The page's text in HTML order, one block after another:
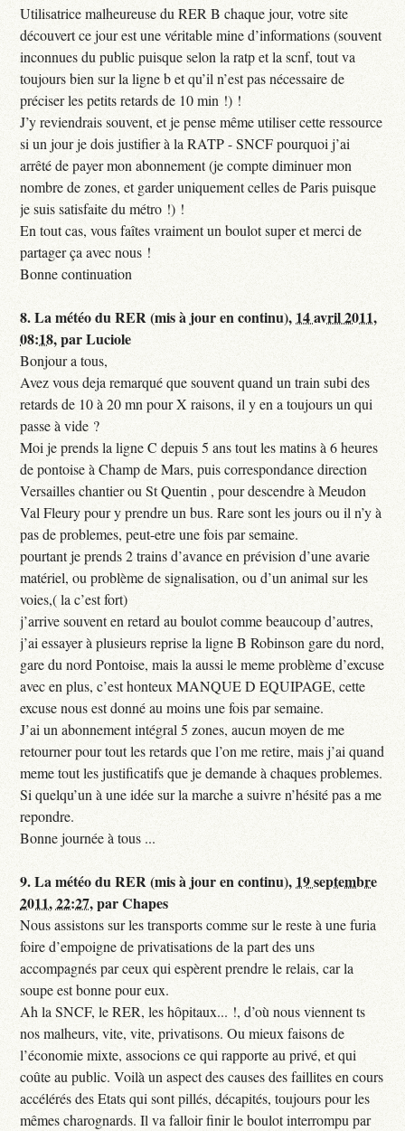
Utilisatrice malheureuse du RER B chaque jour, votre site
découvert ce jour est une véritable mine d’informations (souvent
inconnues du public puisque selon la ratp et la scnf, tout va
toujours bien sur la ligne b et qu’il n’est pas nécessaire de
préciser les petits retards de 10 min !) !
J’y reviendrais souvent, et je pense même utiliser cette ressource
si un jour je dois justifier à la RATP - SNCF pourquoi j’ai
arrêté de payer mon abonnement (je compte diminuer mon
nombre de zones, et garder uniquement celles de Paris puisque
je suis satisfaite du métro !) !
En tout cas, vous faîtes vraiment un boulot super et merci de
partager ça avec nous !
Bonne continuation
8.La météo du RER (mis à jour en continu), 14 avril 2011,
08:18,parLuciole
Bonjour a tous,
Avez vous deja remarqué que souvent quand un train subi des
retards de 10 à 20 mn pour X raisons, il y en a toujours un qui
passe à vide ?
Moi je prends la ligne C depuis 5 ans tout les matins à 6 heures
de pontoise à Champ de Mars, puis correspondance direction
Versailles chantier ou St Quentin , pour descendre à Meudon
Val Fleury pour y prendre un bus. Rare sont les jours ou il n’y à
pas de problemes, peut-etre une fois par semaine.
pourtant je prends 2 trains d’avance en prévision d’une avarie
matériel, ou problème de signalisation, ou d’un animal sur les
voies,( la c’est fort)
j’arrive souvent en retard au boulot comme beaucoup d’autres,
j’ai essayer à plusieurs reprise la ligne B Robinson gare du nord,
gare du nord Pontoise, mais la aussi le meme problème d’excuse
avec en plus, c’est honteux MANQUE D EQUIPAGE, cette
excuse nous est donné au moins une fois par semaine.
J’ai un abonnement intégral 5 zones, aucun moyen de me
retourner pour tout les retards que l’on me retire, mais j’ai quand
meme tout les justificatifs que je demande à chaques problemes.
Si quelqu’un à une idée sur la marche a suivre n’hésité pas a me
repondre.
Bonne journée à tous ...
9.La météo du RER (mis à jour en continu), 19 septembre
2011, 22:27,parChapes
Nous assistons sur les transports comme sur le reste à une furia
foire d’empoigne de privatisations de la part des uns
accompagnés par ceux qui espèrent prendre le relais, car la
soupe est bonne pour eux.
Ah la SNCF, le RER, les hôpitaux... !, d’où nous viennent ts
nos malheurs, vite, vite, privatisons. Ou mieux faisons de
l’économie mixte, associons ce qui rapporte au privé, et qui
coûte au public. Voilà un aspect des causes des faillites en cours
accélérés des Etats qui sont pillés, décapités, toujours pour les
mêmes charognards. Il va falloir finir le boulot interrompu par